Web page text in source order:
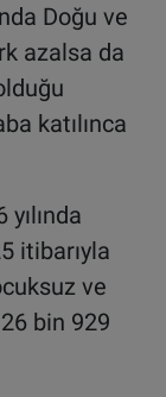
Doğu ve
azalsa da
katılınca
itibarıyla
ve
bin 929